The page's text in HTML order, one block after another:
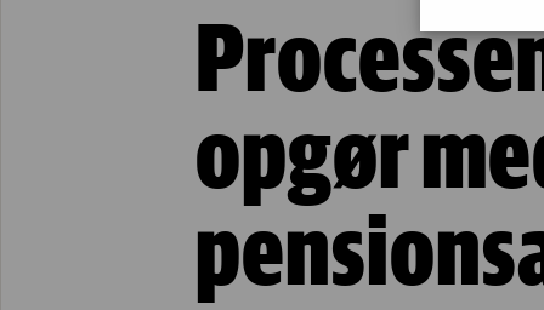
opgør